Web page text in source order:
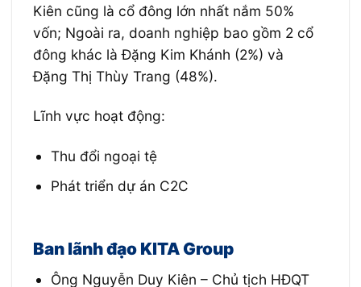
Kiên cũng là cổ đông lớn nhất nắm 50%
vốn; Ngoài ra, doanh nghiệp bao gồm 2 cổ
đông khác là Đặng Kim Khánh (2%) và
Đặng Thị Thùy Trang (48%).
Lĩnh vực hoạt động:
Thu đổi ngoại tệ
Phát triển dự án C2C
Ban lãnh đạo KITA Group
Ông Nguyễn Duy Kiên – Chủ tịch HĐQT